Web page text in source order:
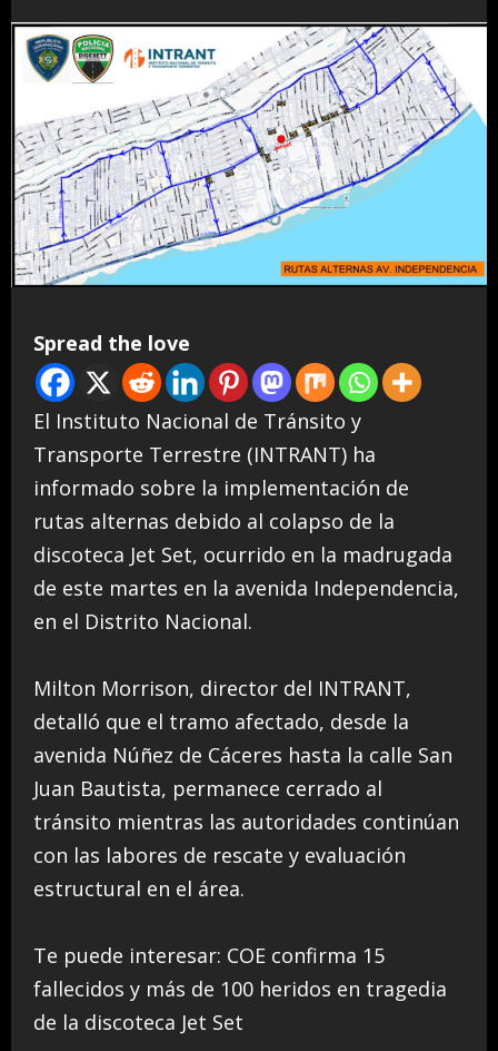
Spread the love
El Instituto Nacional de Tránsito y
Transporte Terrestre (INTRANT) ha
informado sobre la implementación de
rutas alternas debido al colapso de la
discoteca Jet Set, ocurrido en la madrugada
de este martes en la avenida Independencia,
en el Distrito Nacional.
Milton Morrison, director del INTRANT,
detalló que el tramo afectado, desde la
avenida Núñez de Cáceres hasta la calle San
Juan Bautista, permanece cerrado al
tránsito mientras las autoridades continúan
con las labores de rescate y evaluación
estructural en el área.
Te puede interesar: COE confirma 15
fallecidos y más de 100 heridos en tragedia
de la discoteca Jet Set